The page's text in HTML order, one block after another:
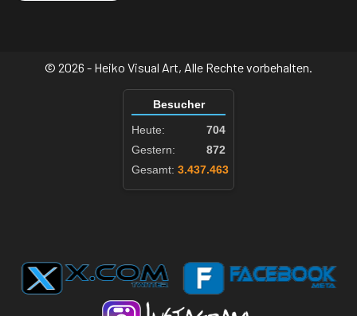
© 2026 - Heiko Visual Art, Alle Rechte vorbehalten.
Besucher
Heute:
704
Gestern:
872
Gesamt: 3.437.463